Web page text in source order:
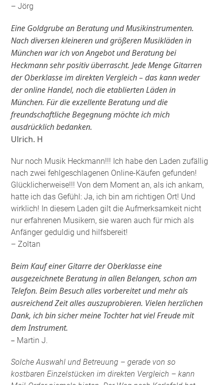
– Jörg
Eine Goldgrube an Beratung und Musikinstrumenten.
Nach diversen kleineren und größeren Musikläden in
München war ich von Angebot und Beratung bei
Heckmann sehr positiv überrascht. Jede Menge Gitarren
der Oberklasse im direkten Vergleich – das kann weder
der online Handel, noch die etablierten Läden in
München. Für die exzellente Beratung und die
freundschaftliche Begegnung möchte ich mich
ausdrücklich bedanken.
Ulrich. H
Nur noch Musik Heckmann!!! Ich habe den Laden zufällig
nach zwei fehlgeschlagenen Online-Käufen gefunden!
Glücklicherweise!!! Von dem Moment an, als ich ankam,
hatte ich das Gefühl: Ja, ich bin am richtigen Ort! Und
wirklich! In diesem Laden gilt die Aufmerksamkeit nicht
nur erfahrenen Musikern, sie waren auch für mich als
Anfänger geduldig und hilfsbereit!
– Zoltan
Beim Kauf einer Gitarre der Oberklasse eine
ausgezeichnete Beratung in allen Belangen, schon am
Telefon. Beim Besuch alles vorbereitet und mehr als
ausreichend Zeit alles auszuprobieren. Vielen herzlichen
Dank, ich bin sicher meine Tochter hat viel Freude mit
dem Instrument.
– Martin J.
Solche Auswahl und Betreuung – gerade von so
kostbaren Einzelstücken im direkten Vergleich – kann